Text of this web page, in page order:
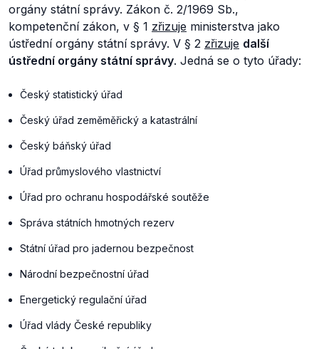
orgány státní správy. Zákon č. 2/1969 Sb.,
kompetenční zákon, v § 1 zřizuje ministerstva jako
ústřední orgány státní správy. V § 2 zřizuje další
ústřední orgány státní správy. Jedná se o tyto úřady:
Český statistický úřad
Český úřad zeměměřický a katastrální
Český báňský úřad
Úřad průmyslového vlastnictví
Úřad pro ochranu hospodářské soutěže
Správa státních hmotných rezerv
Státní úřad pro jadernou bezpečnost
Národní bezpečnostní úřad
Energetický regulační úřad
Úřad vlády České republiky